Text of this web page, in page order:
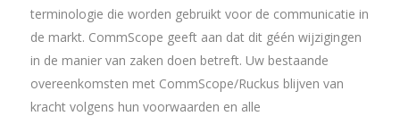
terminologie die worden gebruikt voor de communicatie in
de markt. CommScope geeft aan dat dit géén wijzigingen
in de manier van zaken doen betreft. Uw bestaande
overeenkomsten met CommScope/Ruckus blijven van
kracht volgens hun voorwaarden en alle